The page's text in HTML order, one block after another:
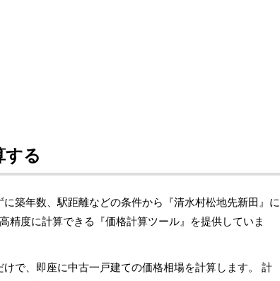
る
築年数、駅距離などの条件から『清水村松地先新田』に
精度に計算できる『価格計算ツール』を提供していま
けで、即座に中古一戸建ての価格相場を計算します。 計